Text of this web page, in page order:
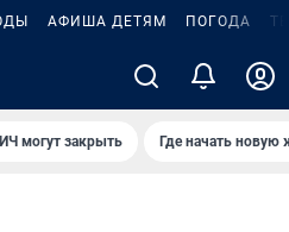
АФИША ДЕТЯМ ПОГОДА
могут закрыть Где начать новую